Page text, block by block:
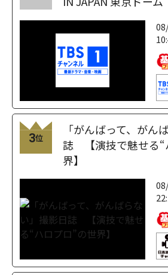
3位
「がんばって、がん
誌 【演技で魅せる“
界】